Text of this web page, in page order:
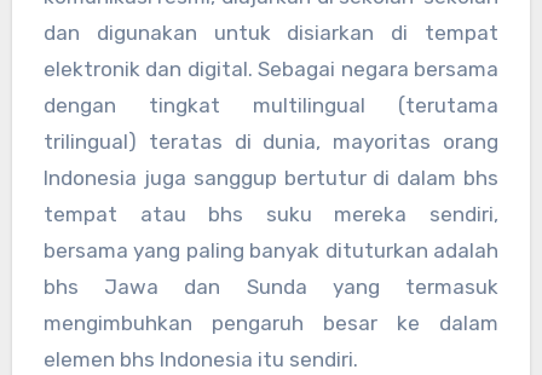
dan digunakan untuk disiarkan di tempat
elektronik dan digital. Sebagai negara bersama
dengan tingkat multilingual (terutama
trilingual) teratas di dunia, mayoritas orang
Indonesia juga sanggup bertutur di dalam bhs
tempat atau bhs suku mereka sendiri,
bersama yang paling banyak dituturkan adalah
bhs Jawa dan Sunda yang termasuk
mengimbuhkan pengaruh besar ke dalam
elemen bhs Indonesia itu sendiri.